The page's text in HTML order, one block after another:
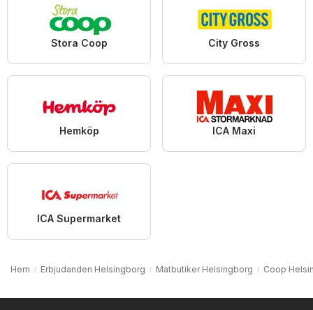
Stora Coop City Gross
Hemköp ICA Maxi
ICA Supermarket
Hem Erbjudanden Helsingborg Matbutiker Helsingborg Coop